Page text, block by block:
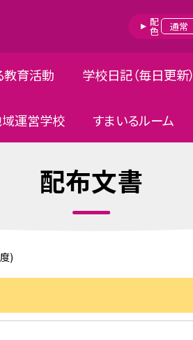
配色 通常
教育活動 学校日記（毎日更新）
運営学校 すまいるルーム
配布文書
)